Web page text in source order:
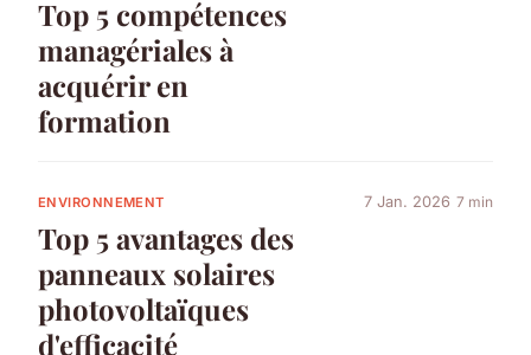
Top 5 compétences
managériales à
acquérir en
formation
ENVIRONNEMENT
Top 5 avantages des
panneaux solaires
photovoltaïques
d'efficacité
7 Jan. 2026 7 min